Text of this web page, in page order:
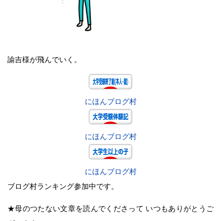
諭吉様が飛んでいく。
にほんブログ村
にほんブログ村
にほんブログ村
ブログ村ランキング参加中です。
★母のつたない文章を読んでくださって いつもありがとうご